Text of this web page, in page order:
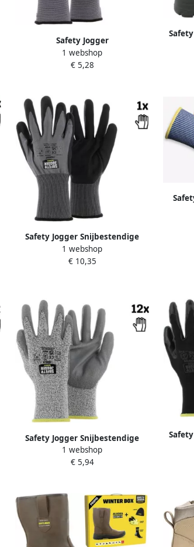
Safety Jogger
Veiligheidshandschoenen met
maximale beweeglijkheid en
1 webshop
€ 5,28
Safety Jogger Snijbestendige
HPPE (high performance
polyethyleen) | SW0406009
1 webshop
€ 10,35
Safety Jogger Snijbestendige
HPPE (high performance
polyethyleen) | Met
1 webshop
€ 5,94
een